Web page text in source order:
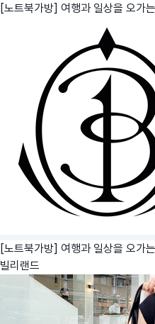
[노트북가방] 여행과 일상을 오가
[노트북가방] 여행과 일상을 오가
빌리랜드